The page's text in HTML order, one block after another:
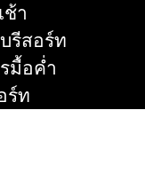
ช้า
รีสอร์ท
มื้อค่ำ
ร์ท